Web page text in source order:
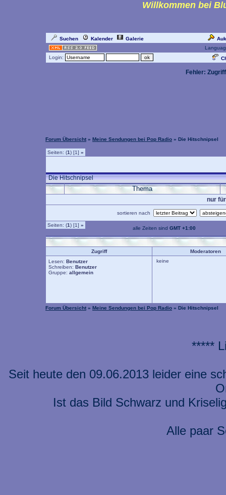
Willkommen bei
Suchen Kalender Galerie
Login:
Fehler:
Forum Übersicht » Meine Sendungen bei Pop Radio » Die Hitschnipsel
Seiten: (1) [1] »
Die Hitschnipsel
Thema
nur
sortieren nach
Seiten: (1) [1] »
alle Zeiten sind GMT +1:00
Zugriff
Moderatoren
Lesen: Benutzer
Schreiben: Benutzer
Gruppe: allgemein
keine
Forum Übersicht » Meine Sendungen bei Pop Radio » Die Hitschnipsel
*****
Seit heute den 09.06.2013 leider eine
Ist das Bild Schwarz und
Alle paar